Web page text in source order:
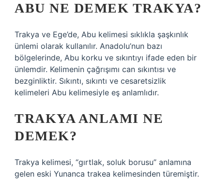
ABU NE DEMEK TRAKYA?
Trakya ve Ege’de, Abu kelimesi sıklıkla şaşkınlık
ünlemi olarak kullanılır. Anadolu’nun bazı
bölgelerinde, Abu korku ve sıkıntıyı ifade eden bir
ünlemdir. Kelimenin çağrışımı can sıkıntısı ve
bezginliktir. Sıkıntı, sıkıntı ve cesaretsizlik
kelimeleri Abu kelimesiyle eş anlamlıdır.
TRAKYA ANLAMI NE
DEMEK?
Trakya kelimesi, “gırtlak, soluk borusu” anlamına
gelen eski Yunanca trakea kelimesinden türemiştir.